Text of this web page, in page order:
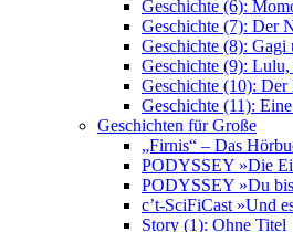
Geschichte (6):
Geschichte (7): Der
Geschichte (8): Gagi
Geschichte (9): Lulu,
Geschichte (10):
Geschichte (11):
Geschichten für Große
„Firnis“ – Das
PODYSSEY »Die
PODYSSEY »Du
c’t-SciFiCast »Und
Story (1): Ohne Titel